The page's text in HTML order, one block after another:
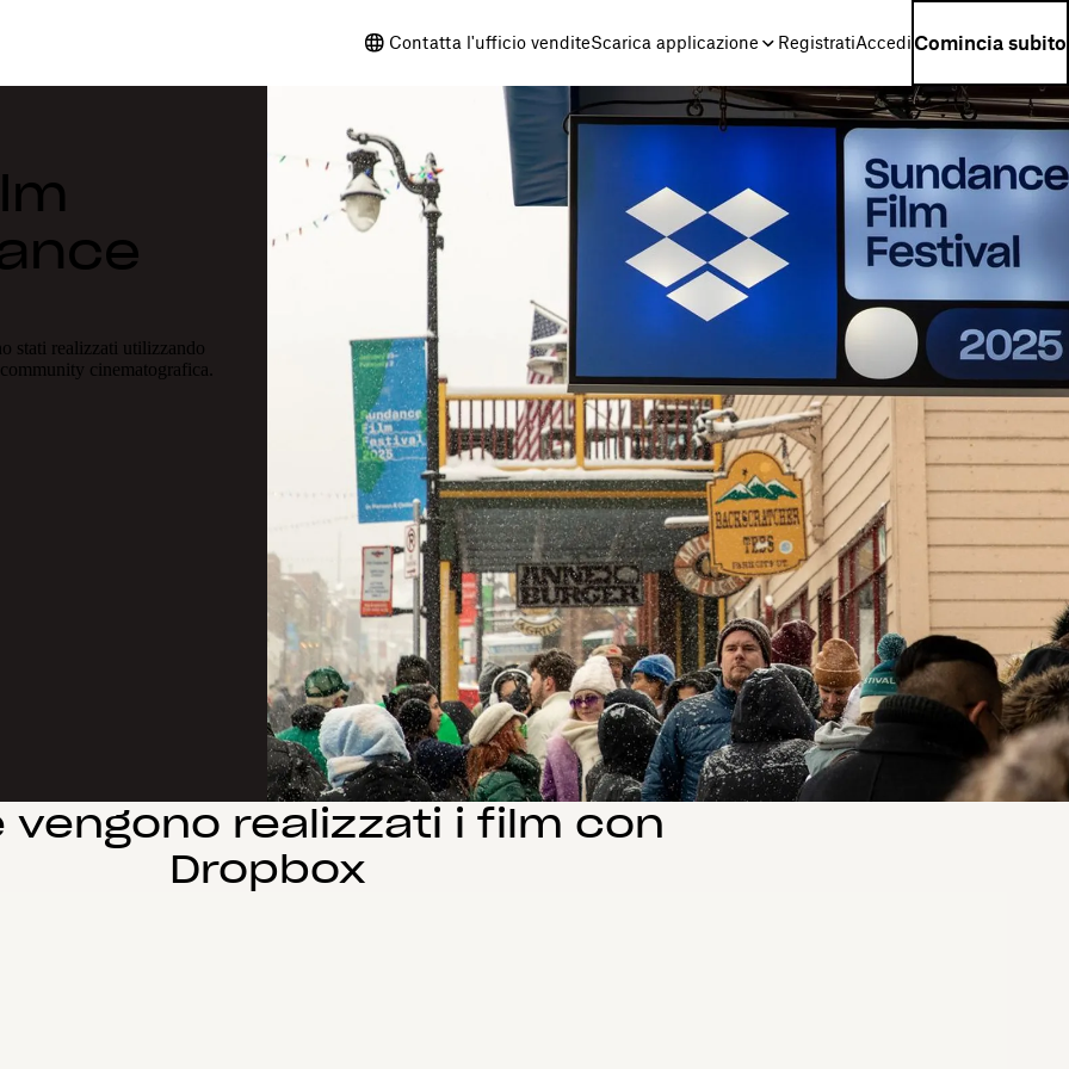
Contatta l'ufficio venditeScarica applicazione RegistratiAccedi Comincia subito
stati realizzati utilizzando
cinematografica.
vengono realizzati i film con
Dropbox